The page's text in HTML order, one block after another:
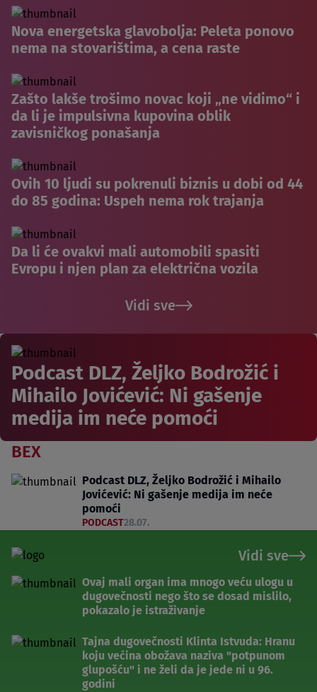
Nova energetska glavobolja: Peleta ponovo
nema na stovarištima, a cena raste
Zašto lakše trošimo novac koji „ne vidimo“ i
da li je impulsivna kupovina oblik
zavisničkog ponašanja
Ovih 10 ljudi su pokrenuli biznis u dobi od 44
do 85 godina: Uspeh nema rok trajanja
Da li će ovakvi mali automobili spasiti
Evropu i njen plan za električna vozila
Vidi sve
Podcast DLZ, Željko Bodrožić i
Mihailo Jovićević: Ni gašenje
medija im neće pomoći
BEX
Podcast DLZ, Željko Bodrožić i Mihailo
Jovićević: Ni gašenje medija im neće
pomoći
PODCAST28.07.
Vidi sve
Ovaj mali organ ima mnogo veću ulogu u
dugovečnosti nego što se dosad mislilo,
pokazalo je istraživanje
Tajna dugovečnosti Klinta Istvuda: Hranu
koju većina obožava naziva "potpunom
glupošću" i ne želi da je jede ni u 96.
godini